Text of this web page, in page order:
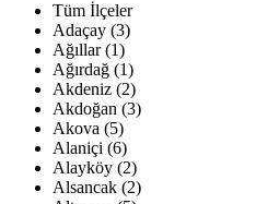
Tüm İlçeler
Adaçay (3)
Ağıllar (1)
Ağırdağ (1)
Akdeniz (2)
Akdoğan (3)
Akova (5)
Alaniçi (6)
Alayköy (2)
Alsancak (2)